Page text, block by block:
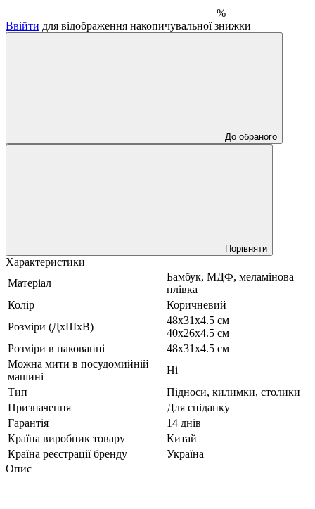
%
Ввійти для відображення накопичувальної знижки
До обраного
Порівняти
Характеристики
Матеріал
Бамбук, МДФ, меламінова
плівка
Колір
Коричневий
Розміри (ДхШхВ)
48х31х4.5 см
40х26х4.5 см
Розміри в пакованні
48х31х4.5 см
Можна мити в посудомийній
машині
Ні
Тип
Підноси, килимки, столики
Призначення
Для сніданку
Гарантія
14 днів
Країна виробник товару
Китай
Країна реєстрації бренду
Україна
Опис